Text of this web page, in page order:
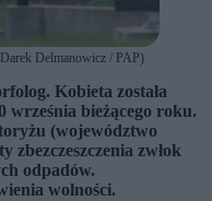
Delmanowicz / PAP)
Kobieta została
września bieżącego roku.
(województwo
zbezczeszczenia zwłok
odpadów.
wolności.